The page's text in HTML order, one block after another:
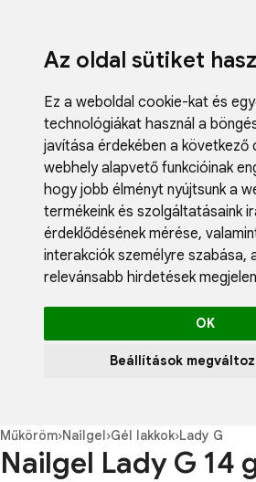
Az oldal sütiket
Ez a weboldal cookie-kat és
technológiákat használ a
javítása érdekében a következő
webhely alapvető funkcióinak
hogy jobb élményt nyújtsunk a
termékeink és szolgáltatásaink
érdeklődésének mérése,
interakciók személyre szabása,
relevánsabb hirdetések
OK
Beállítások
Műköröm›Nailgel›Gél lakkok›Lady G
Nailgel Lady G 14